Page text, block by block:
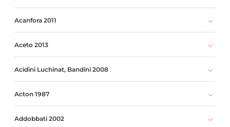
Acanfora 2011
Aceto 2013
Acidini Luchinat, Bandini 2008
Acton 1987
Addobbati 2002